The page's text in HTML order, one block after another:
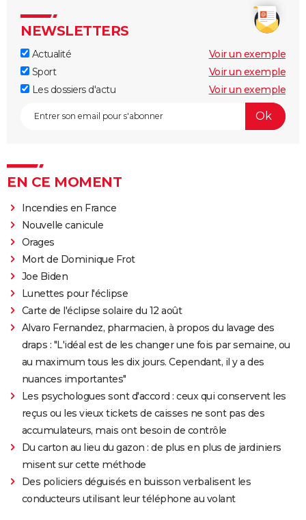
NEWSLETTERS
Actualité
Voir un exemple
Sport
Voir un exemple
Les dossiers d'actu
Voir un exemple
EN CE MOMENT
Incendies en France
Nouvelle canicule
Orages
Mort de Dominique Frot
Joe Biden
Lunettes pour l'éclipse
Carte de l'éclipse solaire du 12 août
Alvaro Fernandez, pharmacien, à propos du lavage des
draps : "L'idéal est de les changer une fois par semaine, ou
au maximum tous les dix jours. Cependant, il y a des
nuances importantes"
Les psychologues sont d'accord : ceux qui conservent les
reçus ou les vieux tickets de caisses ne sont pas des
accumulateurs, mais ont besoin de contrôle
Du carton au lieu du gazon : de plus en plus de jardiniers
misent sur cette méthode
Des policiers déguisés en buisson verbalisent les
conducteurs utilisant leur téléphone au volant